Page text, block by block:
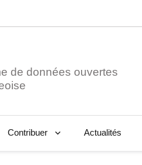
de données ouvertes
Contribuer Actualités